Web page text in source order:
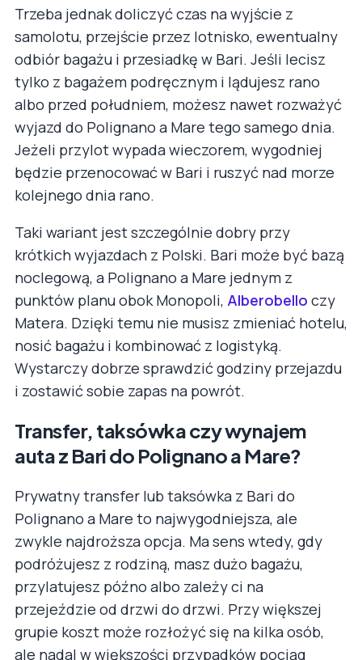
Trzeba jednak doliczyć czas na wyjście z
samolotu, przejście przez lotnisko, ewentualny
odbiór bagażu i przesiadkę w Bari. Jeśli lecisz
tylko z bagażem podręcznym i lądujesz rano
albo przed południem, możesz nawet rozważyć
wyjazd do Polignano a Mare tego samego dnia.
Jeżeli przylot wypada wieczorem, wygodniej
będzie przenocować w Bari i ruszyć nad morze
kolejnego dnia rano.
Taki wariant jest szczególnie dobry przy
krótkich wyjazdach z Polski. Bari może być bazą
noclegową, a Polignano a Mare jednym z
punktów planu obok Monopoli, Alberobello czy
Matera. Dzięki temu nie musisz zmieniać hotelu,
nosić bagażu i kombinować z logistyką.
Wystarczy dobrze sprawdzić godziny przejazdu
i zostawić sobie zapas na powrót.
Transfer, taksówka czy wynajem
auta z Bari do Polignano a Mare?
Prywatny transfer lub taksówka z Bari do
Polignano a Mare to najwygodniejsza, ale
zwykle najdroższa opcja. Ma sens wtedy, gdy
podróżujesz z rodziną, masz dużo bagażu,
przylatujesz późno albo zależy ci na
przejeździe od drzwi do drzwi. Przy większej
grupie koszt może rozłożyć się na kilka osób,
ale nadal w większości przypadków pociąg